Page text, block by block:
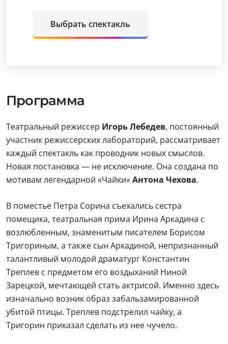
Выбрать спектакль
Программа
Театральный режиссер Игорь Лебедев, постоянный
участник режиссерских лабораторий, рассматривает
каждый спектакль как проводник новых смыслов.
Новая постановка — не исключение. Она создана по
мотивам легендарной «Чайки»Антона Чехова.
В поместье Петра Сорина съехались сестра
помещика, театральная прима Ирина Аркадина с
возлюбленным, знаменитым писателем Борисом
Тригориным, а также сын Аркадиной, непризнанный
талантливый молодой драматург Константин
Треплев с предметом его воздыханий Ниной
Зарецкой, мечтающей стать актрисой. Именно здесь
изначально возник образ забальзамированной
убитой птицы. Треплев подстрелил чайку, а
Тригорин приказал сделать из нее чучело.